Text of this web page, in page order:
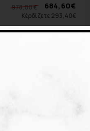
978,00 € 684,60€
Κέρδίζετε 293,40€